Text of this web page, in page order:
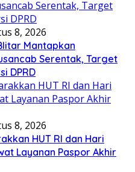
8, 2026
Mantapkan
Serentak, Target
DPRD
8, 2026
HUT RI dan Hari
Layanan Paspor Akhir